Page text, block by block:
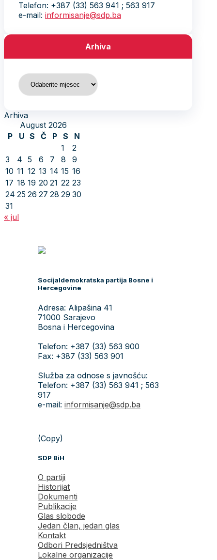
Telefon: +387 (33) 563 941 ; 563 917
e-mail: informisanje@sdp.ba
Arhiva
Arhiva
Arhiva
August 2026
P
U S Č P S
N
1
2
3
4 5 6 7 8
9
10 11 12 13 14 15 16
17 18 19 20 21 22 23
24 25 26 27 28 29 30
31
« jul
Socijaldemokratska partija Bosne i
Hercegovine
Adresa: Alipašina 41
71000 Sarajevo
Bosna i Hercegovina
Telefon: +387 (33) 563 900
Fax: +387 (33) 563 901
Služba za odnose s javnošću:
Telefon: +387 (33) 563 941 ; 563
917
e-mail: informisanje@sdp.ba
(Copy)
SDP BiH
O partiji
Historijat
Dokumenti
Publikacije
Glas slobode
Jedan član, jedan glas
Kontakt
Odbori Predsjedništva
Lokalne organizacije